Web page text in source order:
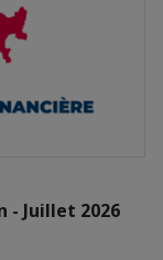
- Juillet 2026